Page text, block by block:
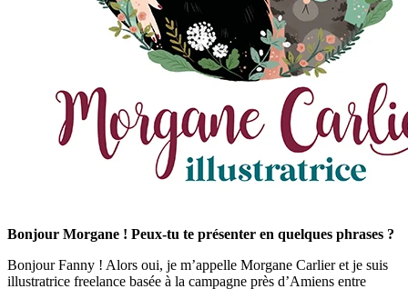
Bonjour Morgane ! Peux-tu te présenter en quelques phrases ?
Bonjour Fanny ! Alors oui, je m’appelle Morgane Carlier et je suis
illustratrice freelance basée à la campagne près d’Amiens entre